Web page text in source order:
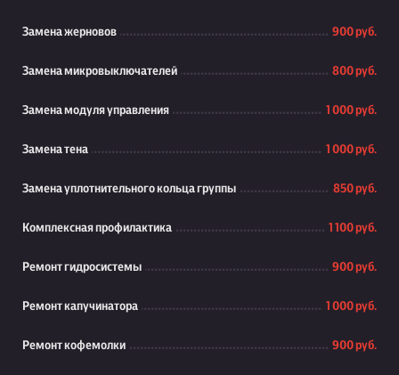
Замена жерновов 900 руб.
Замена микровыключателей 800 руб.
Замена модуля управления 1 000 руб.
Замена тена 1 000 руб.
Замена уплотнительного кольца группы 850 руб.
Комплексная профилактика 1 100 руб.
Ремонт гидросистемы 900 руб.
Ремонт капучинатора 1 000 руб.
Ремонт кофемолки 900 руб.